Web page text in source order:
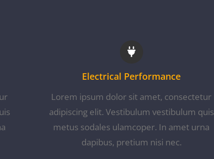
Electrical Performance
Lorem ipsum dolor sit amet, consectetur
adipiscing elit. Vestibulum vestibulum quis
metus sodales ulamcoper. In amet urna
dapibus, pretium nisi nec.